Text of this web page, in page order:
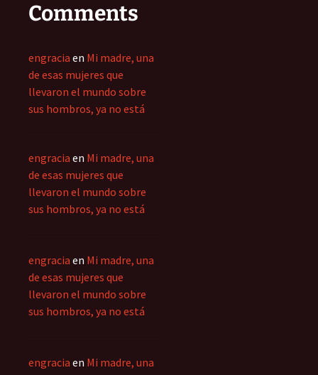
Comments
engracia en Mi madre, una
de esas mujeres que
llevaron el mundo sobre
sus hombros, ya no está
engracia en Mi madre, una
de esas mujeres que
llevaron el mundo sobre
sus hombros, ya no está
engracia en Mi madre, una
de esas mujeres que
llevaron el mundo sobre
sus hombros, ya no está
engracia en Mi madre, una